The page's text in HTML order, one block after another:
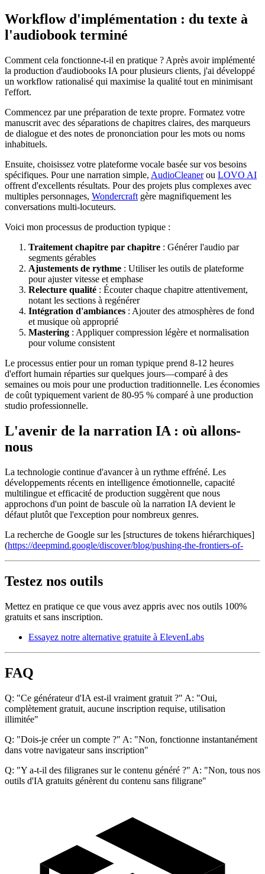
Workflow d'implémentation : du texte à
l'audiobook terminé
Comment cela fonctionne-t-il en pratique ? Après avoir implémenté
la production d'audiobooks IA pour plusieurs clients, j'ai développé
un workflow rationalisé qui maximise la qualité tout en minimisant
l'effort.
Commencez par une préparation de texte propre. Formatez votre
manuscrit avec des séparations de chapitres claires, des marqueurs
de dialogue et des notes de prononciation pour les mots ou noms
inhabituels.
Ensuite, choisissez votre plateforme vocale basée sur vos besoins
spécifiques. Pour une narration simple, AudioCleanerou LOVO AI
offrent d'excellents résultats. Pour des projets plus complexes avec
multiples personnages, Wondercraft gère magnifiquement les
conversations multi-locuteurs.
Voici mon processus de production typique :
Traitement chapitre par chapitre : Générer l'audio par
segments gérables
Ajustements de rythme : Utiliser les outils de plateforme
pour ajuster vitesse et emphase
Relecture qualité : Écouter chaque chapitre attentivement,
notant les sections à regénérer
Intégration d'ambiances : Ajouter des atmosphères de fond
et musique où approprié
Mastering : Appliquer compression légère et normalisation
pour volume consistent
Le processus entier pour un roman typique prend 8-12 heures
d'effort humain réparties sur quelques jours—comparé à des
semaines ou mois pour une production traditionnelle. Les économies
de coût typiquement varient de 80-95 % comparé à une production
studio professionnelle.
L'avenir de la narration IA : où allons-
nous
La technologie continue d'avancer à un rythme effréné. Les
développements récents en intelligence émotionnelle, capacité
multilingue et efficacité de production suggèrent que nous
approchons d'un point de bascule où la narration IA devient le
défaut plutôt que l'exception pour nombreux genres.
La recherche de Google sur les [structures de tokens hiérarchiques]
(https://deepmind.google/discover/blog/pushing-the-frontiers-of-
Testez nos outils
Mettez en pratique ce que vous avez appris avec nos outils 100%
gratuits et sans inscription.
Essayez notre alternative gratuite à ElevenLabs
FAQ
Q: "Ce générateur d'IA est-il vraiment gratuit ?" A: "Oui,
complètement gratuit, aucune inscription requise, utilisation
illimitée"
Q: "Dois-je créer un compte ?" A: "Non, fonctionne instantanément
dans votre navigateur sans inscription"
Q: "Y a-t-il des filigranes sur le contenu généré ?" A: "Non, tous nos
outils d'IA gratuits génèrent du contenu sans filigrane"